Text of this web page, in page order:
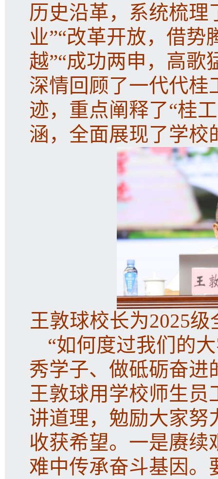
历史沿革，系统梳理
业”“改革开放，借势
越”“成功两申，高歌
深情回顾了一代代桂
迹，重点阐释了“桂
涵，全面展现了学校
王敦球校长为2025
“如何度过我们的
秀学子、做砥砺奋进
王敦球用学校师生员
讲道理，勉励大家努
收获希望。一是赓续
难中传承奋斗基因。